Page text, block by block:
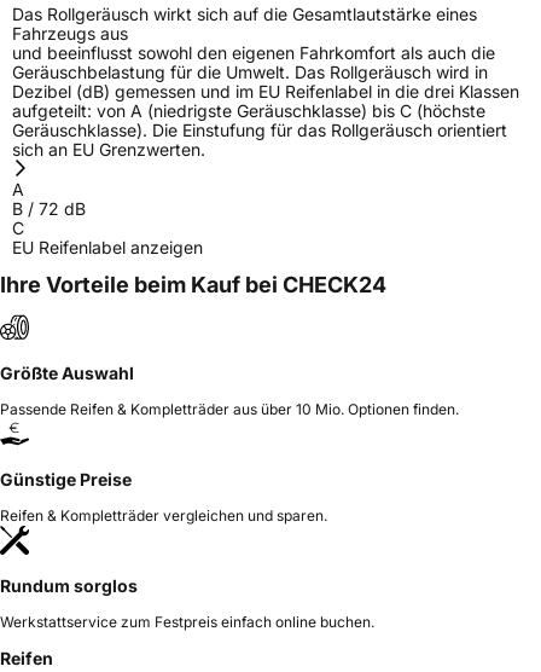
Das Rollgeräusch wirkt sich auf die Gesamtlautstärke eines
Fahrzeugs aus
und beeinflusst sowohl den eigenen Fahrkomfort als auch die
Geräuschbelastung für die Umwelt. Das Rollgeräusch wird in
Dezibel (dB) gemessen und im EU Reifenlabel in die drei Klassen
aufgeteilt: von A (niedrigste Geräuschklasse) bis C (höchste
Geräuschklasse). Die Einstufung für das Rollgeräusch orientiert
sich an EU Grenzwerten.
A
B / 72 dB
C
EU Reifenlabel anzeigen
Ihre Vorteile beim Kauf bei CHECK24
Größte Auswahl
Passende Reifen & Kompletträder aus über 10 Mio. Optionen finden.
Günstige Preise
Reifen & Kompletträder vergleichen und sparen.
Rundum sorglos
Werkstattservice zum Festpreis einfach online buchen.
Reifen